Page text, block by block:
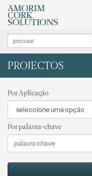
PROJECTOS
Por Aplicação
Por palavra-chave